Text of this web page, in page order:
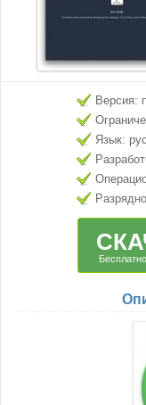
Версия:
Язык: